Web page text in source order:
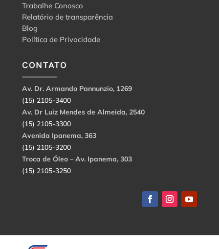
Trabalhe Conosco
Relatório de transparência
Blog
Política de Privacidade
CONTATO
Av. Dr. Armando Pannunzio, 1269
(15) 2105-3400
Av. Dr Luiz Mendes de Almeida, 2540
(15) 2105-3300
Avenida Ipanema, 363
(15) 2105-3200
Troca de Óleo – Av. Ipanema, 303
(15) 2105-3250